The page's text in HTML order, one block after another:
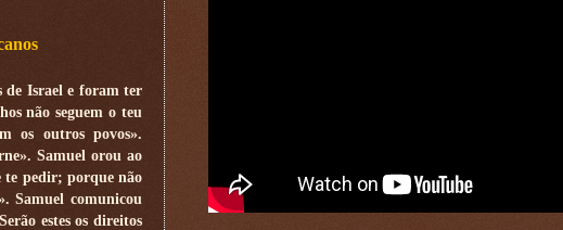
de Israel e foram ter
não seguem o teu
os outros povos».
Samuel orou ao
te pedir; porque não
Samuel comunicou
estes os direitos